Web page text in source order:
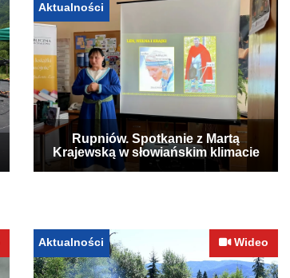
Aktualności
Rupniów. Spotkanie z Martą
Krajewską w słowiańskim klimacie
Aktualności Wideo